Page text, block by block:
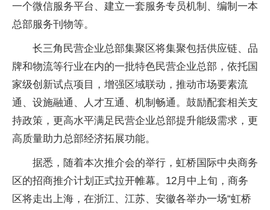
一个微信服务平台、建立一套服务专员机制、编制一本
总部服务刊物等。
长三角民营企业总部集聚区将集聚包括供应链、品
牌和物流等行业在内的一批特色民营企业总部，依托国
家级创新试点项目，增强区域联动，推动市场要素流
通、设施融通、人才互通、机制畅通。鼓励配套相关支
持政策，更高水平满足民营企业总部提升能级需求，更
高质量助力总部经济拓展功能。
据悉，随着本次推介会的举行，虹桥国际中央商务
区的招商推介计划正式拉开帷幕。12月中上旬，商务
区将走出上海，在浙江、江苏、安徽各举办一场“虹桥